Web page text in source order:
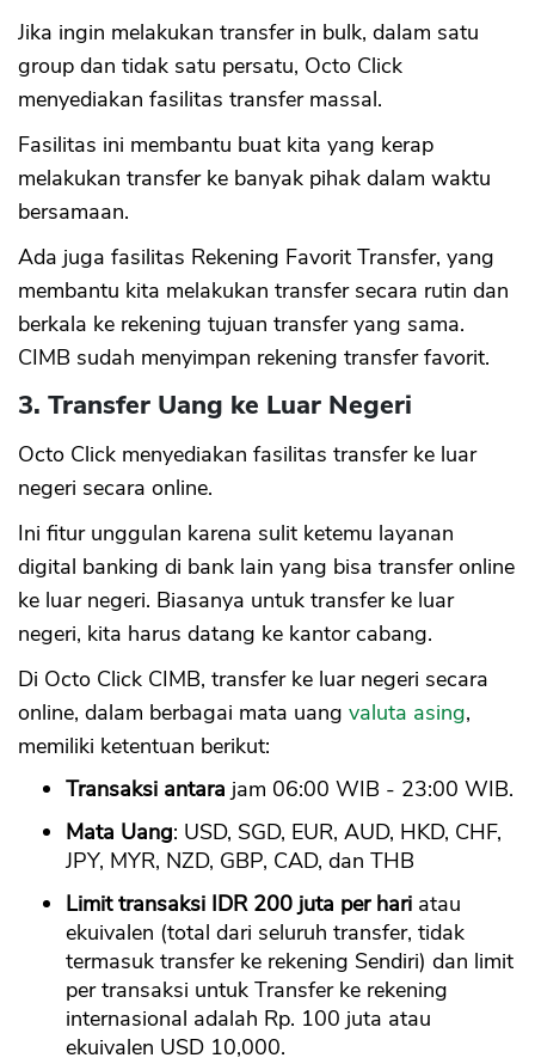
Jika ingin melakukan transfer in bulk, dalam satu
group dan tidak satu persatu, Octo Click
menyediakan fasilitas transfer massal.
Fasilitas ini membantu buat kita yang kerap
melakukan transfer ke banyak pihak dalam waktu
bersamaan.
Ada juga fasilitas Rekening Favorit Transfer, yang
membantu kita melakukan transfer secara rutin dan
berkala ke rekening tujuan transfer yang sama.
CIMB sudah menyimpan rekening transfer favorit.
3. Transfer Uang ke Luar Negeri
Octo Click menyediakan fasilitas transfer ke luar
negeri secara online.
Ini fitur unggulan karena sulit ketemu layanan
digital banking di bank lain yang bisa transfer online
ke luar negeri. Biasanya untuk transfer ke luar
negeri, kita harus datang ke kantor cabang.
Di Octo Click CIMB, transfer ke luar negeri secara
online, dalam berbagai mata uang valuta asing,
memiliki ketentuan berikut:
Transaksi antara jam 06:00 WIB - 23:00 WIB.
Mata Uang: USD, SGD, EUR, AUD, HKD, CHF,
JPY, MYR, NZD, GBP, CAD, dan THB
Limit transaksi IDR 200 juta per hari atau
ekuivalen (total dari seluruh transfer, tidak
termasuk transfer ke rekening Sendiri) dan limit
per transaksi untuk Transfer ke rekening
internasional adalah Rp. 100 juta atau
ekuivalen USD 10,000.
OK
CANCEL